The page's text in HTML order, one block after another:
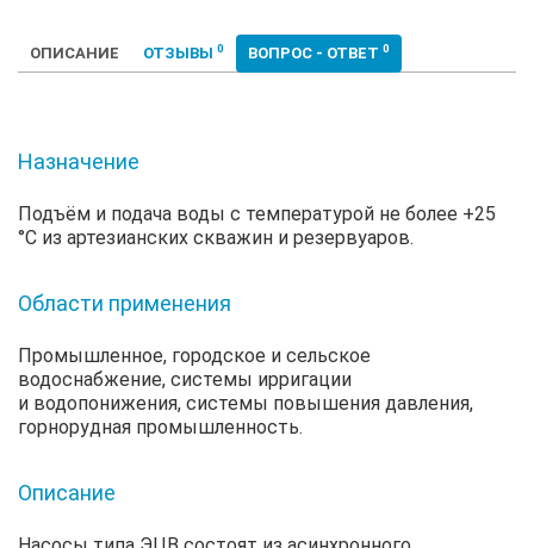
ОПИСАНИЕ ОТЗЫВЫ 0 ВОПРОС - ОТВЕТ 0
Назначение
Подъём и подача воды с температурой не более +25
°С из артезианских скважин и резервуаров.
Области применения
Промышленное, городское и сельское
водоснабжение, системы ирригации
и водопонижения, системы повышения давления,
горнорудная промышленность.
Описание